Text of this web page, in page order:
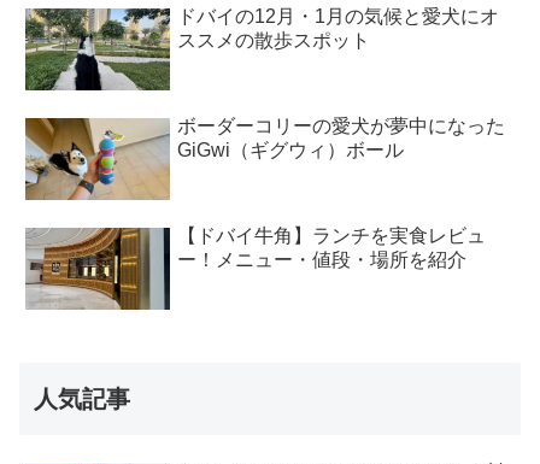
ドバイの12月・1月の気候と愛犬にオ
ススメの散歩スポット
ボーダーコリーの愛犬が夢中になった
GiGwi（ギグウィ）ボール
【ドバイ牛角】ランチを実食レビュ
ー！メニュー・値段・場所を紹介
人気記事